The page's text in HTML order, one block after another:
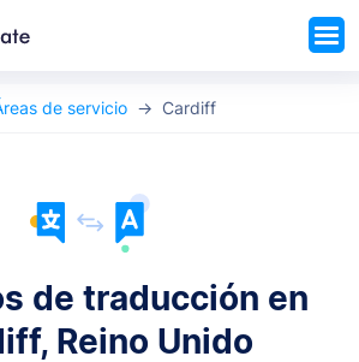
de servicio Cardiff
de traducción en
Reino Unido